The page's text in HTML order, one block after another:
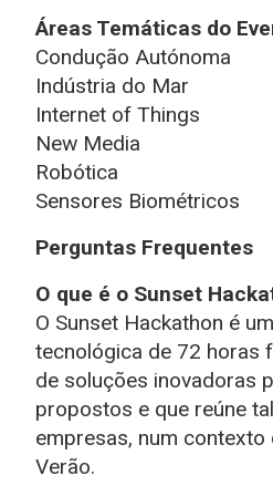
Áreas Temáticas do
Condução Autónoma
Indústria do Mar
Internet of Things
New Media
Robótica
Sensores Biométricos
Perguntas Frequentes
O que é o Sunset
O Sunset Hackathon é
tecnológica de 72 horas
de soluções inovadoras
propostos e que reúne
empresas, num
Verão.